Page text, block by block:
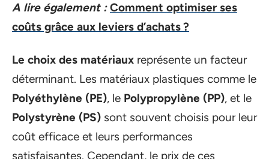
A lire également : Comment optimiser ses
coûts grâce aux leviers d’achats ?
Le choix des matériaux représente un facteur
déterminant. Les matériaux plastiques comme le
Polyéthylène (PE), le Polypropylène (PP), et le
Polystyrène (PS) sont souvent choisis pour leur
coût efficace et leurs performances
satisfaisantes. Cependant, le prix de ces